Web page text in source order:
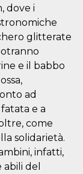
dove i
glitterate
e il babbo
ad
e a
come
solidarietà.
infatti,
del
Descripción